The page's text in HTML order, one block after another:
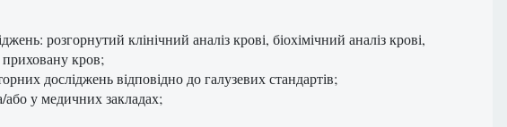
розгорнутий клінічний аналіз крові, біохімічний аналіз крові,
кров;
досліджень відповідно до галузевих стандартів;
або у медичних закладах;